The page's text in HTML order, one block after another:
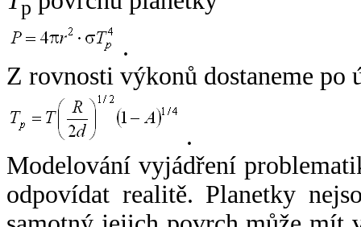
p
.
Z rovnosti výkonů dostaneme po
.
Modelování vyjádření
odpovídat realitě. Planetky